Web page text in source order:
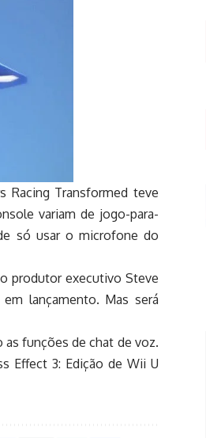
Racing Transformed teve
variam de jogo-para-
só usar o microfone do
produtor executivo Steve
lançamento. Mas será
as funções de chat de voz.
Effect 3: Edição de Wii U